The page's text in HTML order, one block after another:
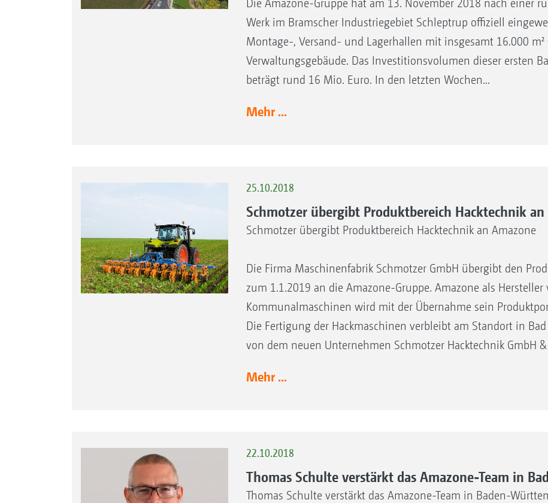
Die Amazone-Gruppe hat am 13. November 2018 nach einer
Werk im Bramscher Industriegebiet Schleptrup offiziell
Montage-, Versand- und Lagerhallen mit insgesamt 16.000
Verwaltungsgebäude. Das Investitionsvolumen dieser ersten
beträgt rund 16 Mio. Euro. In den letzten Wochen...
Mehr ...
25.10.2018
Schmotzer übergibt Produktbereich Hacktechnik an
Schmotzer übergibt Produktbereich Hacktechnik an Amazone
Die Firma Maschinenfabrik Schmotzer GmbH übergibt den
zum 1.1.2019 an die Amazone-Gruppe. Amazone als
Kommunalmaschinen wird mit der Übernahme sein
Die Fertigung der Hackmaschinen verbleibt am Standort in
von dem neuen Unternehmen Schmotzer Hacktechnik GmbH &
Mehr ...
22.10.2018
Thomas Schulte verstärkt das Amazone-Team in
Thomas Schulte verstärkt das Amazone-Team in Baden-